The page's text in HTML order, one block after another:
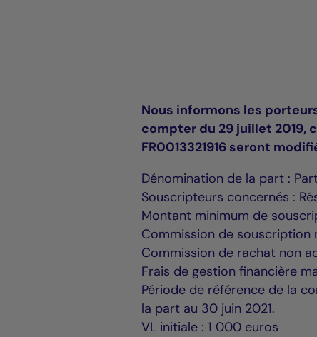
Nous informons les
compter du 29 juillet
FR0013321916 seront
Dénomination de la part :
Souscripteurs concernés :
Montant minimum de
Commission de souscription
Commission de rachat non
Frais de gestion financière
Période de référence de la
la part au 30 juin 2021.
VL initiale : 1 000 euros